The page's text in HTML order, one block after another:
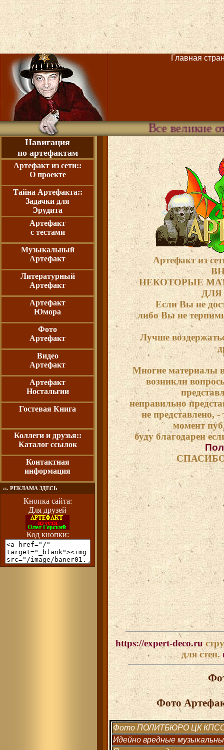
Главная
Все великие
Навигация
по артефактам
Артефакт из сети::
О проекте
Тайна Артефакта::
Задачки для
Эрудита
Артефакт
с тестами
Музыкальный
Артефакт
Литературный
Артефакт
Артефакт
Юмора
Фото
Артефакт
Видео
Артефакт
Артефакт
Ностальгии
Гостевая Книга
Коллеги и друзья::
Каталог ссылок
Контактная
информация
::. РЕКЛАМА ЗДЕСЬ
Кнопка сайта:
Для друзей
Код кнопки:
Артефакт из
НЕКОТОРЫЕ
ДЛЯ
Если Вы не
либо Вы не
Лучше
Многие материалы
возникли
неправильно
не представлено,
момент
буду благодарен
https://expert-deco.ru
для стен.
Фото
Фото ПОЛИТБЮРО ЦК
Идейно вредные